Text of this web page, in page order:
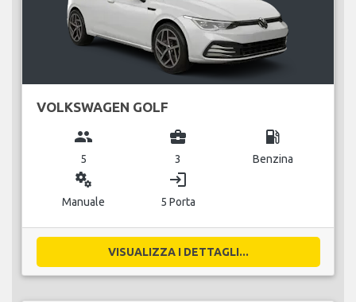
VOLKSWAGEN GOLF
group
5
business_center
3
local_gas_station
Benzina
miscellaneous_services
Manuale
login
5 Porta
VISUALIZZA I DETTAGLI...